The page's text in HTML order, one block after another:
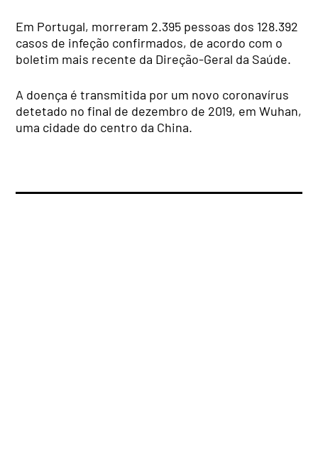
Em Portugal, morreram 2.395 pessoas dos 128.392
casos de infeção confirmados, de acordo com o
boletim mais recente da Direção-Geral da Saúde.
A doença é transmitida por um novo coronavírus
detetado no final de dezembro de 2019, em Wuhan,
uma cidade do centro da China.